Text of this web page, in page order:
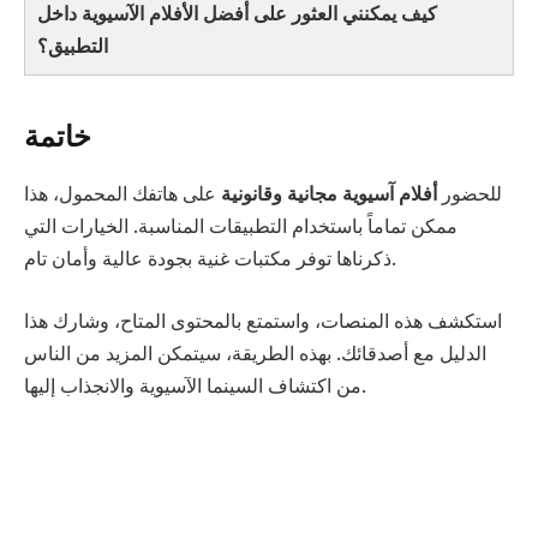
كيف يمكنني العثور على أفضل الأفلام الآسيوية داخل
التطبيق؟
خاتمة
للحضور أفلام آسيوية مجانية وقانونية على هاتفك المحمول، هذا
ممكن تماماً باستخدام التطبيقات المناسبة. الخيارات التي
ذكرناها توفر مكتبات غنية بجودة عالية وأمان تام.
استكشف هذه المنصات، واستمتع بالمحتوى المتاح، وشارك هذا
الدليل مع أصدقائك. بهذه الطريقة، سيتمكن المزيد من الناس
من اكتشاف السينما الآسيوية والانجذاب إليها.